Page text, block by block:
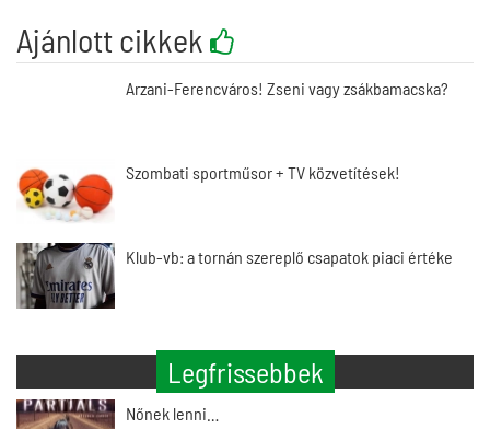
Ajánlott cikkek
Arzani-Ferencváros! Zseni vagy zsákbamacska?
Szombati sportműsor + TV közvetítések!
Klub-vb: a tornán szereplő csapatok piaci értéke
Legfrissebbek
Nőnek lenni…